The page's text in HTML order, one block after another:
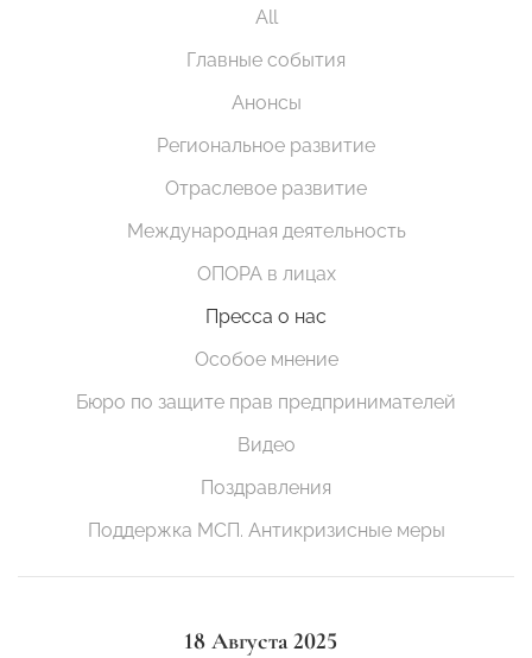
All
Главные события
Анонсы
Региональное развитие
Отраслевое развитие
Международная деятельность
ОПОРА в лицах
Пресса о нас
Особое мнение
Бюро по защите прав предпринимателей
Видео
Поздравления
Поддержка МСП. Антикризисные меры
18 Августа 2025